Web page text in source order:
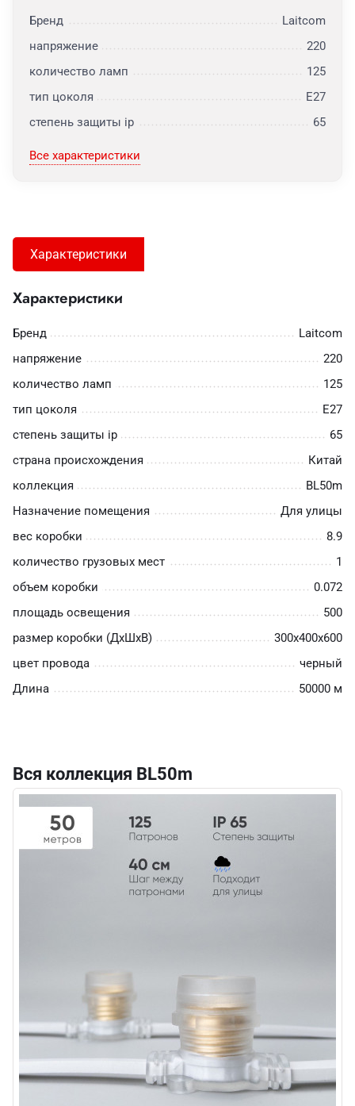
Бренд
Laitcom
напряжение
220
количество ламп
125
тип цоколя
E27
степень защиты ip
65
Все характеристики
Характеристики
Характеристики
Бренд
Laitcom
напряжение
220
количество ламп
125
тип цоколя
E27
степень защиты ip
65
страна происхождения
Китай
коллекция
BL50m
Назначение помещения
Для улицы
вес коробки
8.9
количество грузовых мест
1
объем коробки
0.072
площадь освещения
500
размер коробки (ДхШхВ)
300х400х600
цвет провода
черный
Длина
50000 м
Вся коллекция BL50m